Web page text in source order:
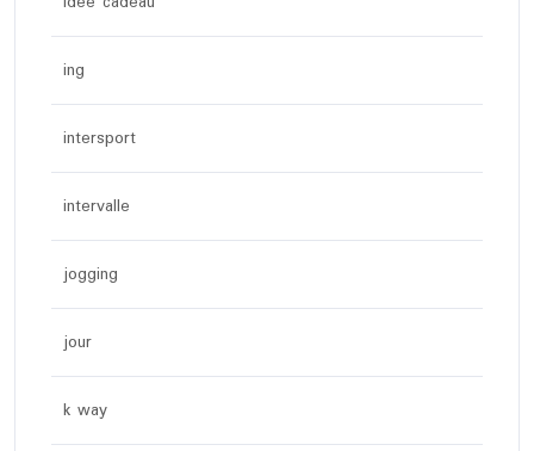
ing
intersport
intervalle
jogging
jour
k way